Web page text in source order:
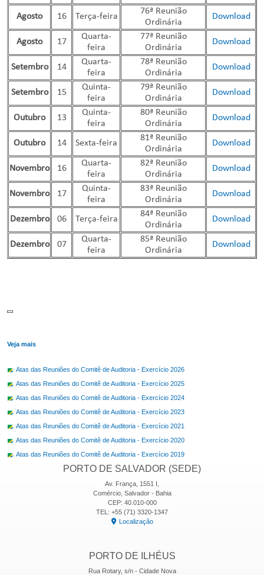
Agosto 16 Terça-feira
76ª Reunião
Ordinária
Download
Agosto 17
Quarta-
feira
77ª Reunião
Ordinária
Download
Setembro 14
Quarta-
feira
78ª Reunião
Ordinária
Download
Setembro 15
Quinta-
feira
79ª Reunião
Ordinária
Download
Outubro 13
Quinta-
feira
80ª Reunião
Ordinária
Download
Outubro 14 Sexta-feira
81ª Reunião
Ordinária
Download
Novembro 16
Quarta-
feira
82ª Reunião
Ordinária
Download
Novembro 17
Quinta-
feira
83ª Reunião
Ordinária
Download
Dezembro 06 Terça-feira
84ª Reunião
Ordinária
Download
Dezembro 07
Quarta-
feira
85ª Reunião
Ordinária
Download
Veja mais
Atas das Reuniões do Comitê de Auditoria - Exercício 2026
Atas das Reuniões do Comitê de Auditoria - Exercício 2025
Atas das Reuniões do Comitê de Auditoria - Exercício 2024
Atas das Reuniões do Comitê de Auditoria - Exercício 2023
Atas das Reuniões do Comitê de Auditoria - Exercício 2021
Atas das Reuniões do Comitê de Auditoria - Exercício 2020
Atas das Reuniões do Comitê de Auditoria - Exercício 2019
PORTO DE SALVADOR (SEDE)
Av. França, 1551 I,
Comércio, Salvador - Bahia
CEP: 40.010-000
TEL: +55 (71) 3320-1347
Localização
PORTO DE ILHÉUS
Rua Rotary, s/n - Cidade Nova